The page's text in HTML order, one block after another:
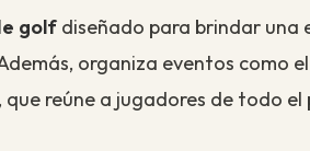
golf diseñado para brindar una
organiza eventos como
, que reúne a jugadores de todo el